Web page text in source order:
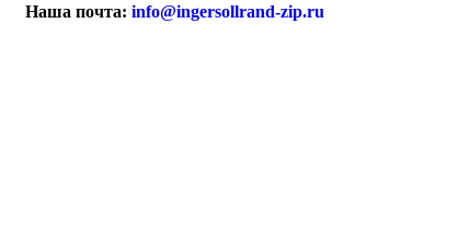
Наша почта: info@ingersollrand-zip.ru